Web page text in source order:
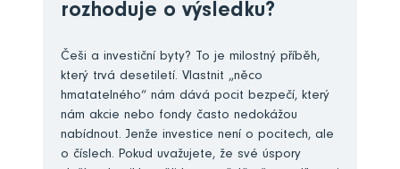
rozhoduje o výsledku?
Češi a investiční byty? To je milostný příběh,
který trvá desetiletí. Vlastnit „něco
hmatatelného“ nám dává pocit bezpečí, který
nám akcie nebo fondy často nedokážou
nabídnout. Jenže investice není o pocitech, ale
o číslech. Pokud uvažujete, že své úspory